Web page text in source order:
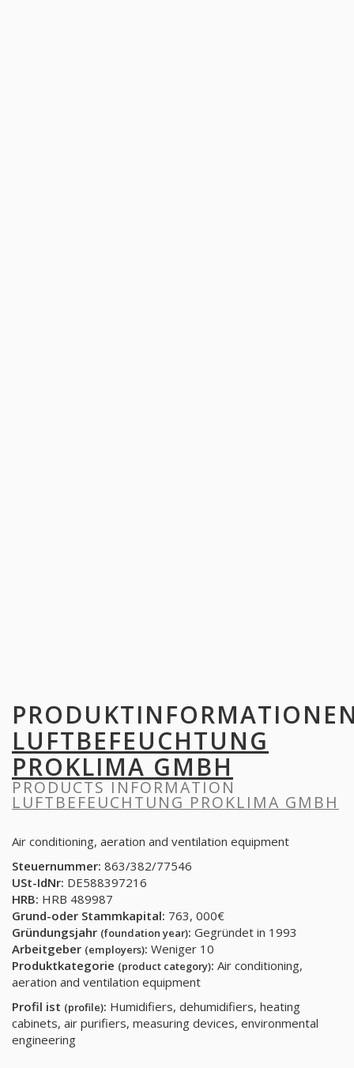
LUFTBEFEUCHTUNG
PROKLIMA GMBH
PRODUCTS INFORMATION
LUFTBEFEUCHTUNG PROKLIMA GMBH
Air conditioning, aeration and ventilation equipment
Steuernummer: 863/382/77546
USt-IdNr: DE588397216
HRB: HRB 489987
Grund-oder Stammkapital: 763, 000€
Gründungsjahr (foundation year): Gegründet in 1993
Arbeitgeber (employers): Weniger 10
Produktkategorie (product category): Air conditioning,
aeration and ventilation equipment
Profil ist (profile): Humidifiers, dehumidifiers, heating
cabinets, air purifiers, measuring devices, environmental
engineering